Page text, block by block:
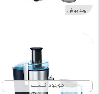
برند بوش
موجود نیست